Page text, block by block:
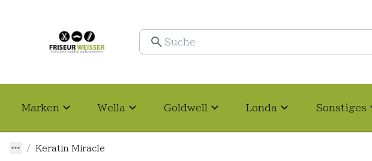
Marken Wella Goldwell Londa Sonstiges
Keratin Miracle